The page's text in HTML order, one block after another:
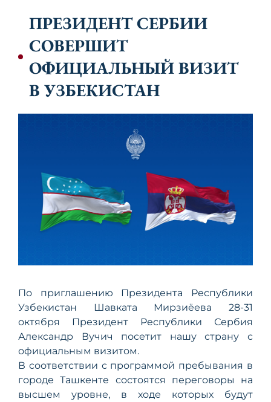
ПРЕЗИДЕНТ СЕРБИИ
СОВЕРШИТ
ОФИЦИАЛЬНЫЙ ВИЗИТ
В УЗБЕКИСТАН
По приглашению Президента Республики
Узбекистан Шавката Мирзиёева 28-31
октября Президент Республики Сербия
Александр Вучич посетит нашу страну с
официальным визитом.
В соответствии с программой пребывания в
городе Ташкенте состоятся переговоры на
высшем уровне, в ходе которых будут